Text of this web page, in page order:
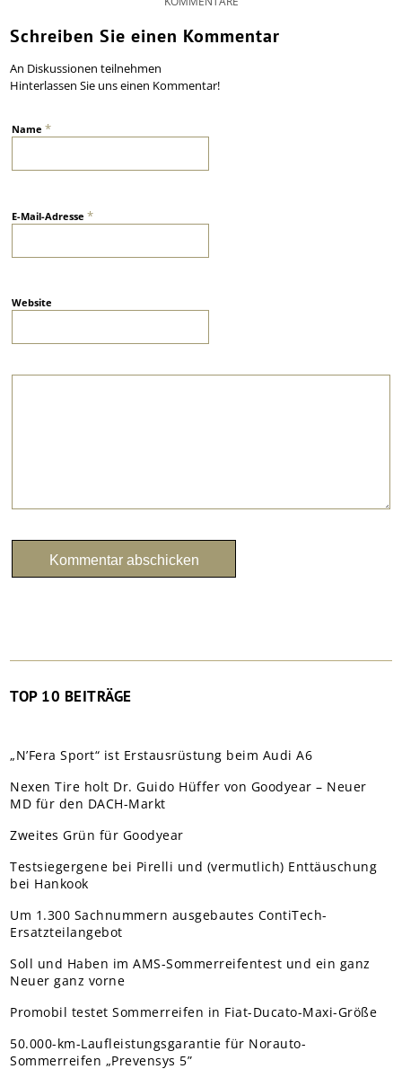
Schreiben Sie einen Kommentar
An Diskussionen teilnehmen
Hinterlassen Sie uns einen Kommentar!
Name*
E-Mail-Adresse*
Website
TOP 10 BEITRÄGE
„N’Fera Sport“ ist Erstausrüstung beim Audi A6
Nexen Tire holt Dr. Guido Hüffer von Goodyear – Neuer
MD für den DACH-Markt
Zweites Grün für Goodyear
Testsiegergene bei Pirelli und (vermutlich) Enttäuschung
bei Hankook
Um 1.300 Sachnummern ausgebautes ContiTech-
Ersatzteilangebot
Soll und Haben im AMS-Sommerreifentest und ein ganz
Neuer ganz vorne
Promobil testet Sommerreifen in Fiat-Ducato-Maxi-Größe
50.000-km-Laufleistungsgarantie für Norauto-
Sommerreifen „Prevensys 5”